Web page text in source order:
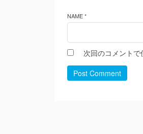
NAME *
次回のコメントで
Post Comment